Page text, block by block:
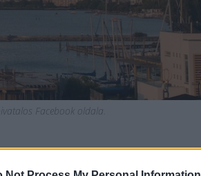
Facebook oldala.
felett